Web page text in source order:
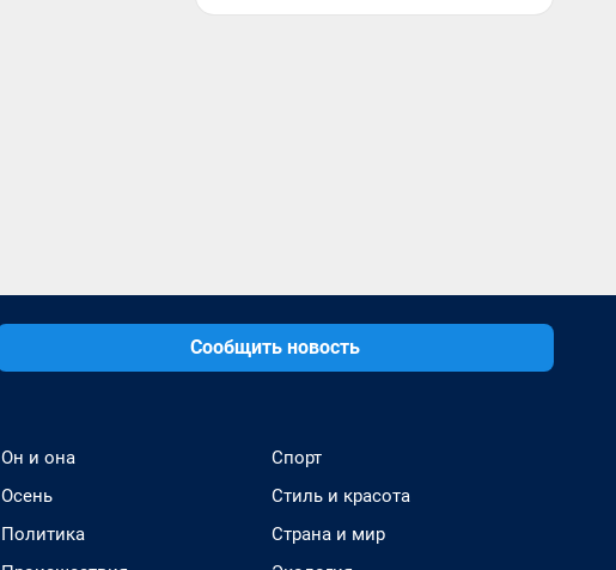
Сообщить новость
Он и она
Осень
Политика
Спорт
Стиль и красота
Страна и мир